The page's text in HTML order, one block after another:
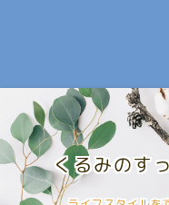
くるみのす